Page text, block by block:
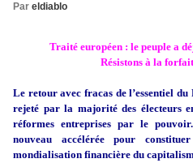
Par eldiablo
Traité européen : le peuple a
Résistons à la
Le retour avec fracas de l’essentiel
rejeté par la majorité des électeurs
réformes entreprises par le
nouveau accélérée pour
mondialisation financière du